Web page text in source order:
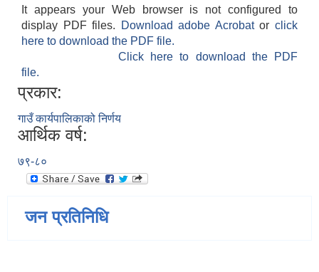
It appears your Web browser is not configured to
display PDF files.
Download adobe Acrobatorclick
here to download the PDF file.
Click here to download the PDF
file.
प्रकार:
गाउँ कार्यपालिकाको निर्णय
आर्थिक वर्ष:
७९-८०
जन प्रतिनिधि